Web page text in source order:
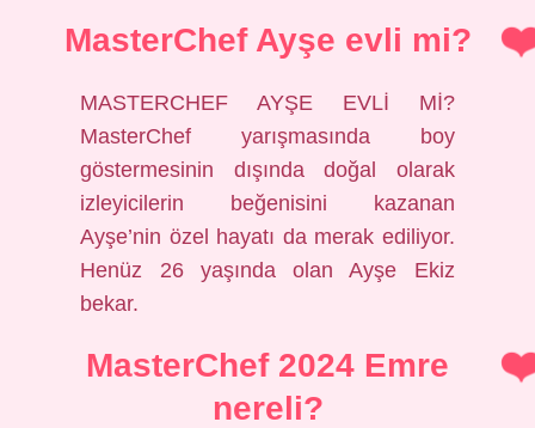
MasterChef Ayşe evli mi?
MASTERCHEF AYŞE EVLİ Mİ?
MasterChef yarışmasında boy
göstermesinin dışında doğal olarak
izleyicilerin beğenisini kazanan
Ayşe’nin özel hayatı da merak ediliyor.
Henüz 26 yaşında olan Ayşe Ekiz
bekar.
MasterChef 2024 Emre
nereli?